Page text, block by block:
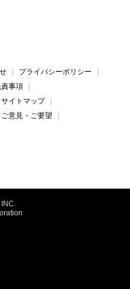
プライバシーポリシー
事項
サイトマップ
ご意見・ご要望